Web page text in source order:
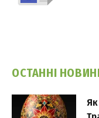
ОСТАННІ